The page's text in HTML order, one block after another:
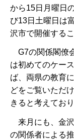
から15日月曜日
び13日土曜日は
沢市で開催する
G7の関係閣僚
は初めてのケー
ば、両県の教育
どをご覧いただ
きると考えており
来月にも、金
の関係者による